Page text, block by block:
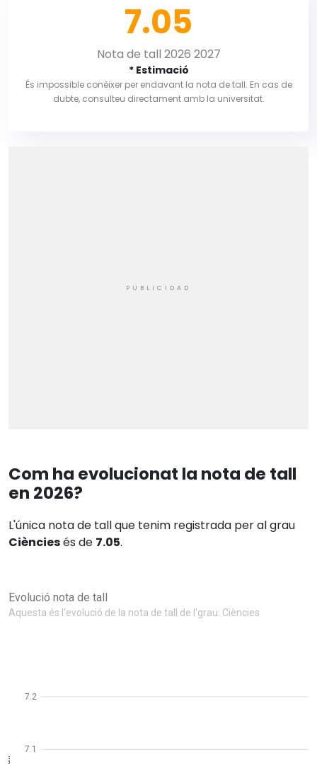
7.05
Nota de tall 2026 2027
* Estimació
És impossible conèixer per endavant la nota de tall. En cas de
dubte, consulteu directament amb la universitat.
Com ha evolucionat la nota de tall
en 2026?
L'única nota de tall que tenim registrada per al grau
Ciènciesés de 7.05.
Evolució nota de tall
Aquesta és l'evolució de la nota de tall de l'grau: Ciències
7.1
7.2